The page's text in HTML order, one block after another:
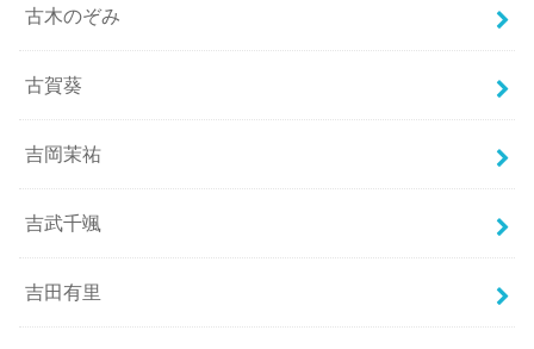
古木のぞみ
古賀葵
吉岡茉祐
吉武千颯
吉田有里